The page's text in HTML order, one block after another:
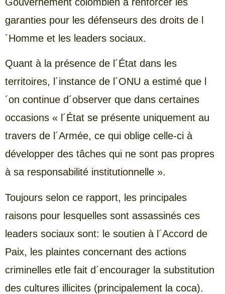
garanties pour les défenseurs des droits de l
´Homme et les leaders sociaux.
Quant à la présence de l´État dans les
territoires, l´instance de l´ONU a estimé que l
´on continue d´observer que dans certaines
occasions « l´État se présente uniquement au
travers de l´Armée, ce qui oblige celle-ci à
développer des tâches qui ne sont pas propres
à sa responsabilité institutionnelle ».
Toujours selon ce rapport, les principales
raisons pour lesquelles sont assassinés ces
leaders sociaux sont: le soutien à l´Accord de
Paix, les plaintes concernant des actions
criminelles etle fait d´encourager la substitution
des cultures illicites (principalement la coca).